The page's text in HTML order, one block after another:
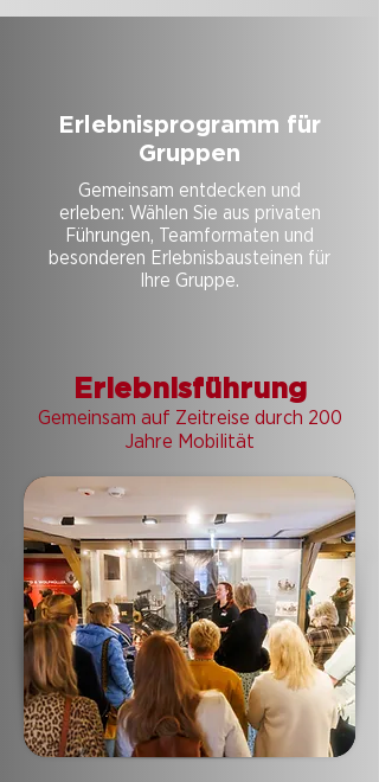
Erlebnisprogramm für
Gruppen
Gemeinsam entdecken und
erleben: Wählen Sie aus privaten
Führungen, Teamformaten und
besonderen Erlebnisbausteinen für
Ihre Gruppe.
Erlebnisführung
Gemeinsam auf Zeitreise durch 200
Jahre Mobilität